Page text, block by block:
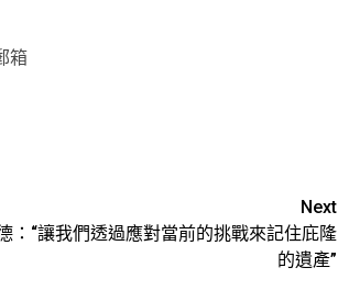
箱
Next
：“讓我們透過應對當前的挑戰來記住庇隆
的遺產”